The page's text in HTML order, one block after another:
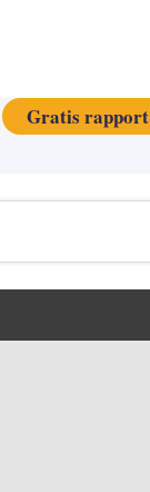
Gratis rapport